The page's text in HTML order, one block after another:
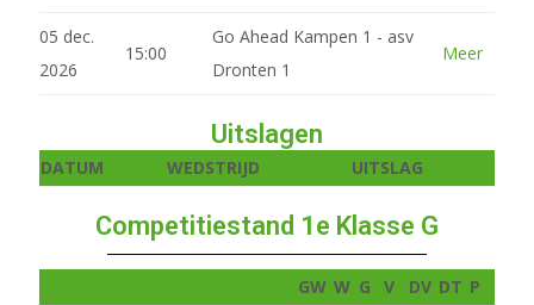
05 dec.
2026
15:00
Go Ahead Kampen 1 - asv
Dronten 1
Meer
Uitslagen
DATUM WEDSTRIJD UITSLAG
Competitiestand 1e Klasse G
GW W G V DV DT P